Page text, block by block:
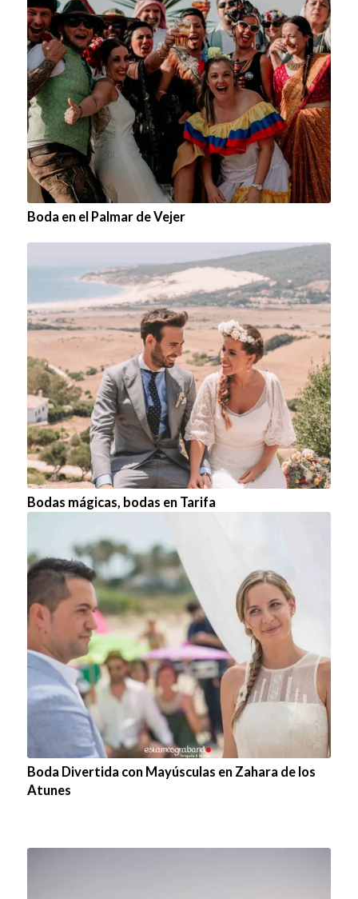
Boda en el Palmar de Vejer
Bodas mágicas, bodas en Tarifa
Boda Divertida con Mayúsculas en Zahara de los
Atunes